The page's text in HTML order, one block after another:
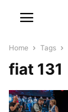
Home Tags
fiat 131